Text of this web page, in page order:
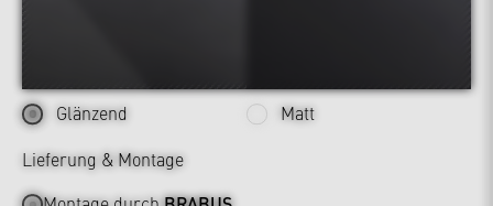
Glänzend
Matt
Lieferung & Montage